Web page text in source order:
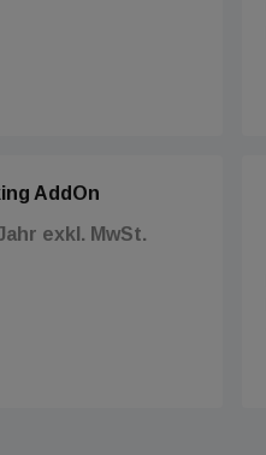
AddOn
exkl. MwSt.